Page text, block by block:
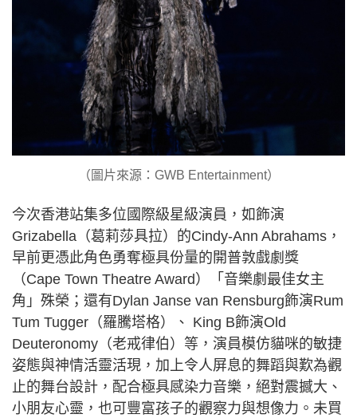
（圖片來源：GWB Entertainment）
今次香港站集多位國際級星級演員，如飾演
Grizabella（葛莉莎具拉）的Cindy-Ann Abrahams，
早前更憑此角色勇奪極具份量的開普敦戲劇獎
（Cape Town Theatre Award）「音樂劇最佳女主
角」殊榮；還有Dylan Janse van Rensburg飾演Rum
Tum Tugger（羅騰塔格）、 King B飾演Old
Deuteronomy（老戒律伯）等，演員模仿貓咪的敏捷
姿態與神情活靈活現，加上令人屏息的舞蹈與歎為觀
止的舞台設計，配合極具感染力音樂，絕對震撼大、
小朋友心靈，也可豐富孩子的觀察力與想像力。未買